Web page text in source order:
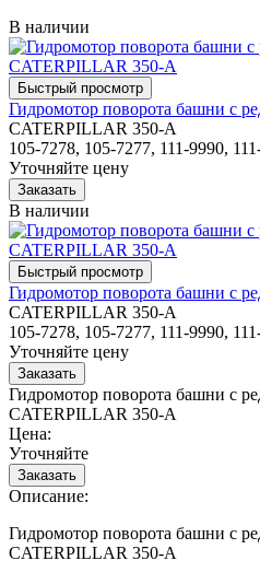
В наличии
Гидромотор поворота башни с
CATERPILLAR 350-A
105-7278, 105-7277, 111-9990,
Уточняйте цену
В наличии
Гидромотор поворота башни с
CATERPILLAR 350-A
105-7278, 105-7277, 111-9990,
Уточняйте цену
Гидромотор поворота башни с
CATERPILLAR 350-A
Цена:
Уточняйте
Описание:
Гидромотор поворота башни с
CATERPILLAR 350-A